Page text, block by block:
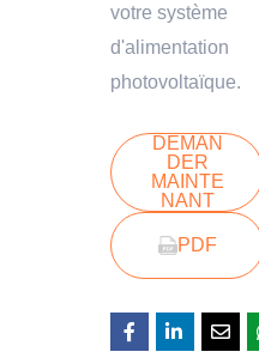
votre système
d'alimentation
photovoltaïque.
DEMAN
DER
MAINTE
NANT
PDF